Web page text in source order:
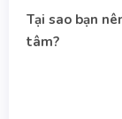
Tại sao bạn
tâm?